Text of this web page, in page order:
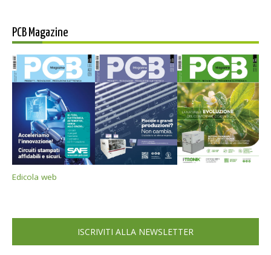
PCB Magazine
Edicola web
ISCRIVITI ALLA NEWSLETTER